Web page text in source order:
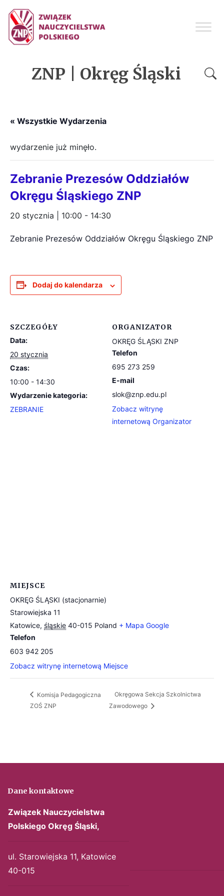
ZNP | Okręg Śląski
« Wszystkie Wydarzenia
wydarzenie już minęło.
Zebranie Prezesów Oddziałów
Okręgu Śląskiego ZNP
20 stycznia | 10:00 - 14:30
Zebranie Prezesów Oddziałów Okręgu Śląskiego ZNP
Dodaj do kalendarza
SZCZEGÓŁY
Data:
20 stycznia
Czas:
10:00 - 14:30
Wydarzenie kategoria:
ZEBRANIE
ORGANIZATOR
OKRĘG ŚLĄSKI ZNP
Telefon
695 273 259
E-mail
slok@znp.edu.pl
Zobacz witrynę
internetową Organizator
MIEJSCE
OKRĘG ŚLĄSKI (stacjonarnie)
Starowiejska 11
Katowice, śląskie 40-015 Poland + Mapa Google
Telefon
603 942 205
Zobacz witrynę internetową Miejsce
Komisja Pedagogiczna
ZOŚ ZNP
Okręgowa Sekcja Szkolnictwa
Zawodowego
Dane kontaktowe
Związek Nauczycielstwa
Polskiego Okręg Śląski,
ul. Starowiejska 11, Katowice
40-015